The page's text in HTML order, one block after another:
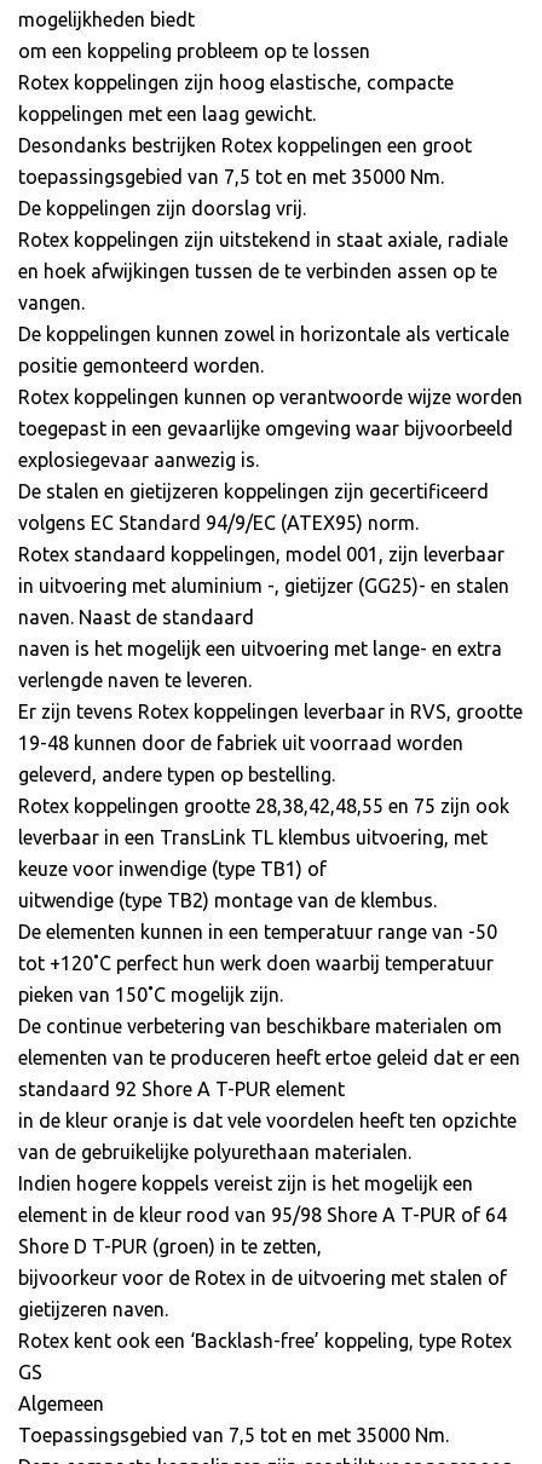
mogelijkheden biedt
om een koppeling probleem op te lossen
Rotex koppelingen zijn hoog elastische, compacte
koppelingen met een laag gewicht.
Desondanks bestrijken Rotex koppelingen een groot
toepassingsgebied van 7,5 tot en met 35000 Nm.
De koppelingen zijn doorslag vrij.
Rotex koppelingen zijn uitstekend in staat axiale, radiale
en hoek afwijkingen tussen de te verbinden assen op te
vangen.
De koppelingen kunnen zowel in horizontale als verticale
positie gemonteerd worden.
Rotex koppelingen kunnen op verantwoorde wijze worden
toegepast in een gevaarlijke omgeving waar bijvoorbeeld
explosiegevaar aanwezig is.
De stalen en gietijzeren koppelingen zijn gecertificeerd
volgens EC Standard 94/9/EC (ATEX95) norm.
Rotex standaard koppelingen, model 001, zijn leverbaar
in uitvoering met aluminium -, gietijzer (GG25)- en stalen
naven. Naast de standaard
naven is het mogelijk een uitvoering met lange- en extra
verlengde naven te leveren.
Er zijn tevens Rotex koppelingen leverbaar in RVS, grootte
19-48 kunnen door de fabriek uit voorraad worden
geleverd, andere typen op bestelling.
Rotex koppelingen grootte 28,38,42,48,55 en 75 zijn ook
leverbaar in een TransLink TL klembus uitvoering, met
keuze voor inwendige (type TB1) of
uitwendige (type TB2) montage van de klembus.
De elementen kunnen in een temperatuur range van -50
tot +120˚C perfect hun werk doen waarbij temperatuur
pieken van 150˚C mogelijk zijn.
De continue verbetering van beschikbare materialen om
elementen van te produceren heeft ertoe geleid dat er een
standaard 92 Shore A T-PUR element
in de kleur oranje is dat vele voordelen heeft ten opzichte
van de gebruikelijke polyurethaan materialen.
Indien hogere koppels vereist zijn is het mogelijk een
element in de kleur rood van 95/98 Shore A T-PUR of 64
Shore D T-PUR (groen) in te zetten,
bijvoorkeur voor de Rotex in de uitvoering met stalen of
gietijzeren naven.
Rotex kent ook een ‘Backlash-free’ koppeling, type Rotex
GS
Algemeen
Toepassingsgebied van 7,5 tot en met 35000 Nm.